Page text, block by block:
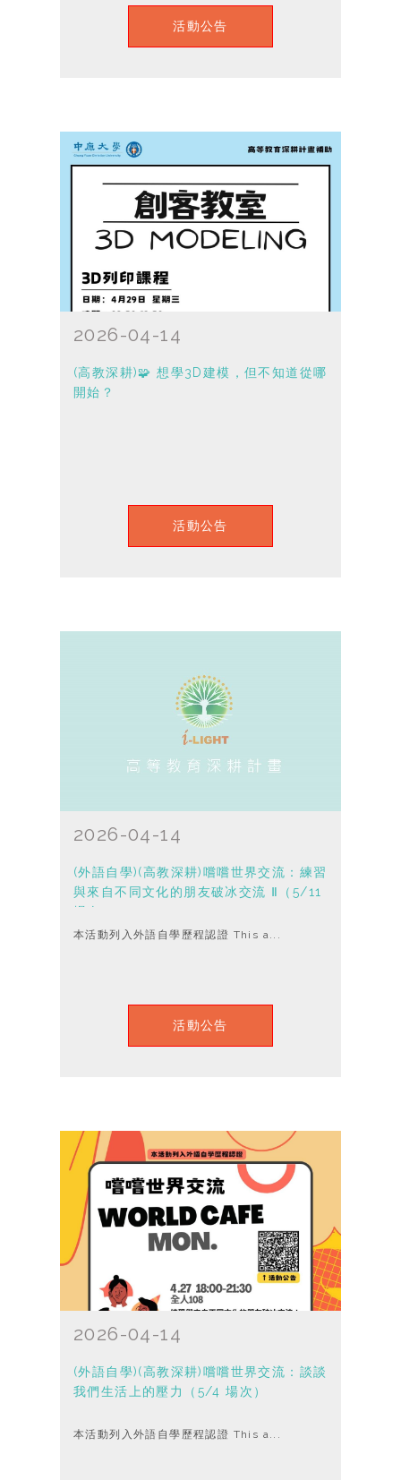
活動公告
2026-04-14
(高教深耕)🧩 想學3D建模，但不知道從哪
開始？
活動公告
2026-04-14
(外語自學)(高教深耕)嚐嚐世界交流：練習
與來自不同文化的朋友破冰交流 Ⅱ（5/11
場次）
本活動列入外語自學歷程認證 This a...
活動公告
2026-04-14
(外語自學)(高教深耕)嚐嚐世界交流：談談
我們生活上的壓力（5/4 場次）
本活動列入外語自學歷程認證 This a...